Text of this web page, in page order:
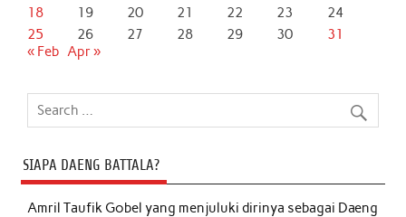
18
19 20 21 22 23
24
25
26 27 28 29 30
31
« Feb Apr »
SIAPA DAENG BATTALA?
Amril Taufik Gobelyang menjuluki dirinya sebagai Daeng